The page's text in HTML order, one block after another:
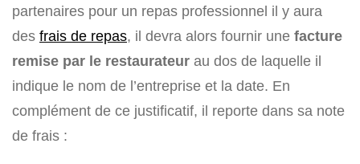
partenaires pour un repas professionnel il y aura
des frais de repas, il devra alors fournir une facture
remise par le restaurateur au dos de laquelle il
indique le nom de l’entreprise et la date. En
complément de ce justificatif, il reporte dans sa note
de frais :